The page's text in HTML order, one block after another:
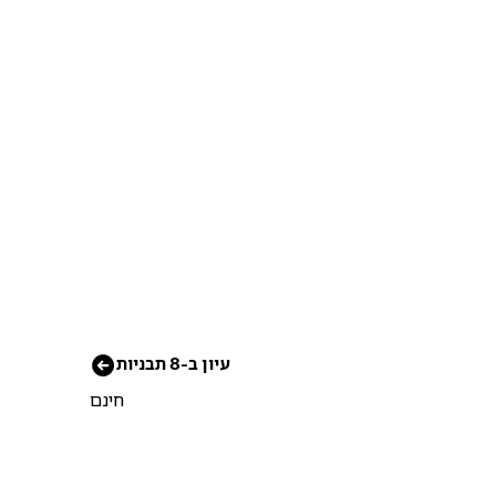
עיון ב-8 תבניות
חינם